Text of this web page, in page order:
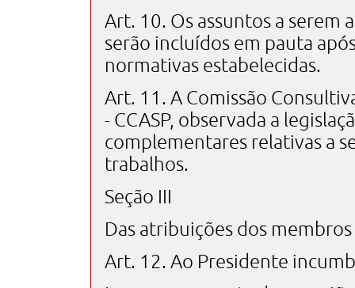
Art. 10. Os assuntos a serem
serão incluídos em pauta
normativas estabelecidas.
Art. 11. A Comissão
- CCASP, observada a
complementares relativas a
trabalhos.
Seção III
Das atribuições dos membros
Art. 12. Ao Presidente